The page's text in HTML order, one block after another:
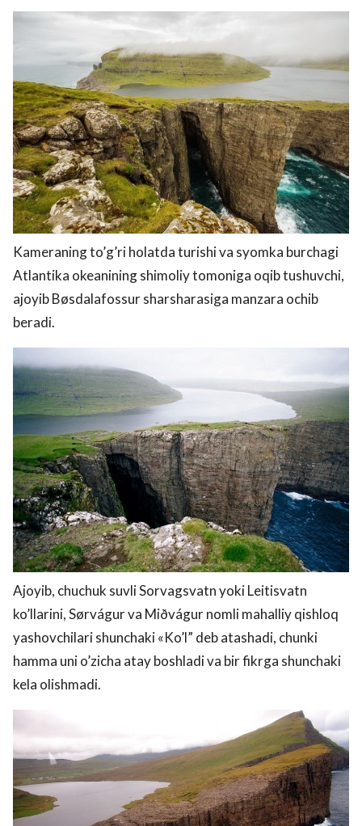
Kameraning to’g’ri holatda turishi va syomka burchagi
Atlantika okeanining shimoliy tomoniga oqib tushuvchi,
ajoyib Bøsdalafossur sharsharasiga manzara ochib
beradi.
Ajoyib, chuchuk suvli Sorvagsvatn yoki Leitisvatn
ko’llarini, Sørvágur va Miðvágur nomli mahalliy qishloq
yashovchilari shunchaki «Ko’l” deb atashadi, chunki
hamma uni o’zicha atay boshladi va bir fikrga shunchaki
kela olishmadi.